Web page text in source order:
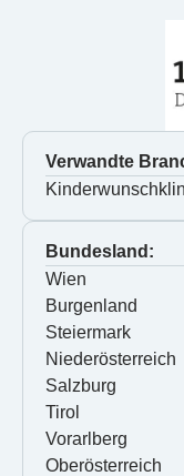
Verwandte
Bundesland:
Wien
Burgenland
Steiermark
Niederösterreich
Salzburg
Tirol
Vorarlberg
Oberösterreich